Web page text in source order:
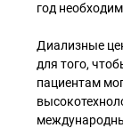
год
Диализные
для того,
пациентам